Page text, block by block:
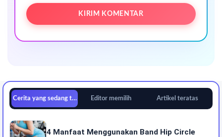
Cerita yang sedang tren Editor memilih Artikel teratas
4 Manfaat Menggunakan Band Hip Circle